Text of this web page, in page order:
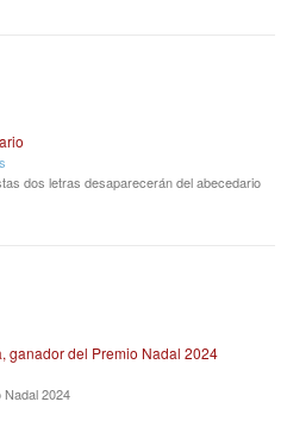
dos letras desaparecerán del abecedario
ganador del Premio Nadal 2024
2024